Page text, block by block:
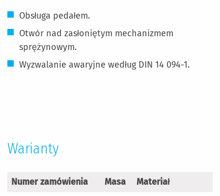
Obsługa pedałem.
Otwór nad zasłoniętym mechanizmem
sprężynowym.
Wyzwalanie awaryjne według DIN 14 094-1.
Warianty
Numer zamówienia Masa
Materiał